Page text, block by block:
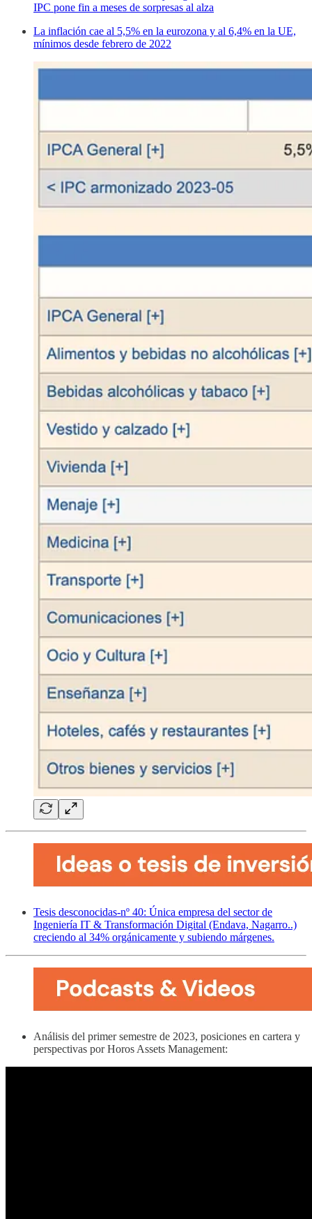
IPC pone fin a meses de sorpresas al alza
La inflación cae al 5,5% en la eurozona y al 6,4% en la UE,
mínimos desde febrero de 2022
Tesis desconocidas-nº 40: Única empresa del sector de
Ingeniería IT & Transformación Digital (Endava, Nagarro..)
creciendo al 34% orgánicamente y subiendo márgenes.
Análisis del primer semestre de 2023, posiciones en cartera y
perspectivas por Horos Assets Management: